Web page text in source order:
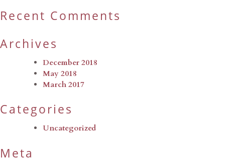
Recent Comments
Archives
December 2018
May 2018
March 2017
Categories
Uncategorized
Meta